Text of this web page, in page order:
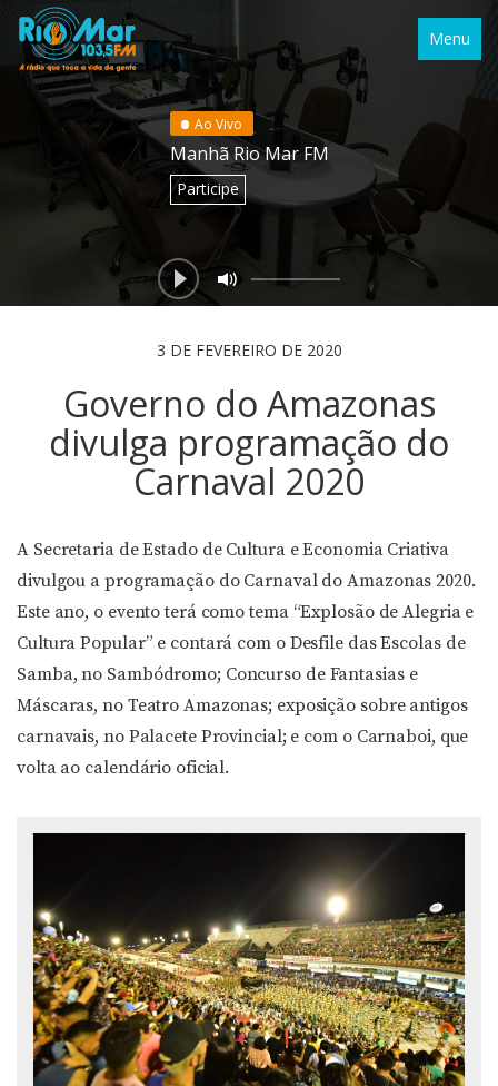
Menu
Ao Vivo
Manhã Rio Mar FM
Participe
3 DE FEVEREIRO DE 2020
Governo do Amazonas
divulga programação do
Carnaval 2020
A Secretaria de Estado de Cultura e Economia Criativa
divulgou a programação do Carnaval do Amazonas 2020.
Este ano, o evento terá como tema “Explosão de Alegria e
Cultura Popular” e contará com o Desfile das Escolas de
Samba, no Sambódromo; Concurso de Fantasias e
Máscaras, no Teatro Amazonas; exposição sobre antigos
carnavais, no Palacete Provincial; e com o Carnaboi, que
volta ao calendário oficial.